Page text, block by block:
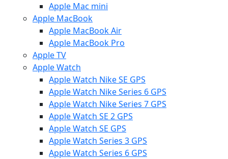
Apple Mac mini
Apple MacBook
Apple MacBook Air
Apple MacBook Pro
Apple TV
Apple Watch
Apple Watch Nike SE GPS
Apple Watch Nike Series 6 GPS
Apple Watch Nike Series 7 GPS
Apple Watch SE 2 GPS
Apple Watch SE GPS
Apple Watch Series 3 GPS
Apple Watch Series 6 GPS